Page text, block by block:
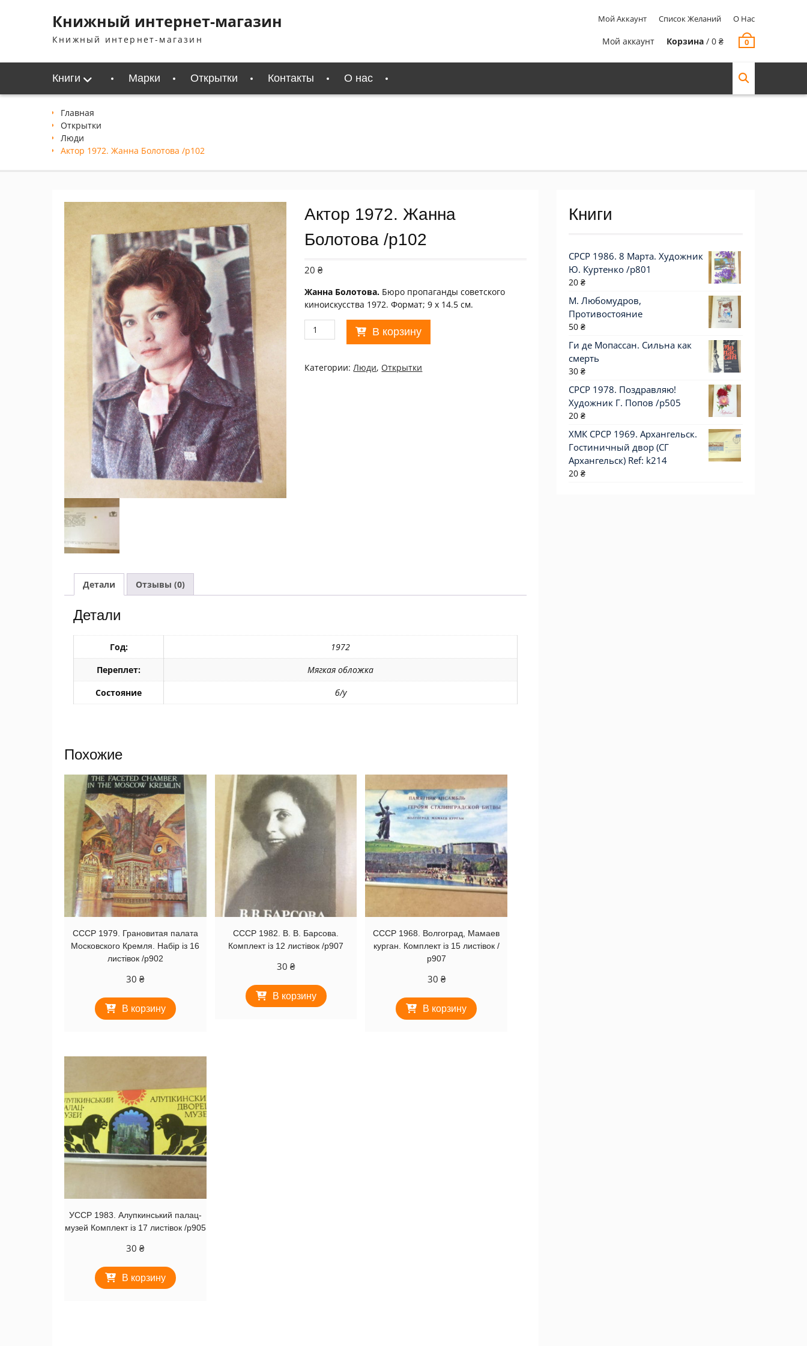
содержимомуКнижный интернет-магазин
Книжный интернет-магазин
Мой Аккаунт Список Желаний О Нас
Мой аккаунт Корзина / 0 ₴ 0
Книги Марки Открытки Контакты О нас
Главная
Открытки
Люди
Актор 1972. Жанна Болотова /p102
Актор 1972. Жанна
Болотова /p102
20₴
Жанна Болотова. Бюро пропаганды советского
киноискусства 1972. Формат; 9 х 14.5 см.
Количество
товара
1972.
В корзину
Категории:Люди, Открытки
Детали Отзывы (0)
Детали
Год:
1972
Переплет:
Мягкая обложка
Состояние
б/у
Похожие
СССР 1979. Грановитая палата
Московского Кремля. Набір із 16
листівок /р902
30₴
В корзину
СССР 1982. В. В. Барсова.
Комплект із 12 листівок /р907
30 ₴
В корзину
СССР 1968. Волгоград, Мамаев
курган. Комплект із 15 листівок /
р907
30 ₴
В корзину
УССР 1983. Алупкинський палац-
музей Комплект із 17 листівок /р905
30₴
В корзину
Книги
СРСР 1986. 8 Марта. Художник
Ю. Куртенко /р801
20 ₴
М. Любомудров,
Противостояние
50 ₴
Ги де Мопассан. Сильна как
смерть
30 ₴
СРСР 1978. Поздравляю!
Художник Г. Попов /р505
20 ₴
ХМК СРСР 1969. Архангельск.
Гостиничный двор (СГ
Архангельск) Ref: k214
20 ₴